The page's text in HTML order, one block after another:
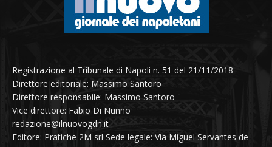
Registrazione al Tribunale di Napoli n. 51 del 21/11/2018
Direttore editoriale: Massimo Santoro
Direttore responsabile: Massimo Santoro
Vice direttore: Fabio Di Nunno
redazione@ilnuovogdn.it
Editore: Pratiche 2M srl Sede legale: Via Miguel Servantes de